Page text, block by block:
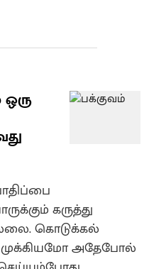
கருத்து
கொடுக்கல்
அதேபோல்